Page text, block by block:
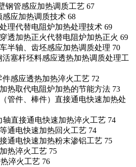
钢管感应加热调质工艺 67
感应加热调质技术 68
理代替电阻炉加热处理技术 69
透加热正火代替电阻炉加热正火 69
半轴、齿坯感应加热调质处理 70
活塞杆坯料感应透热加热调质处理工
感应透热加热淬火工艺 72
热取代电阻炉加热的节能方法 73
管件、棒件）直接通电快速加热处
轴直接通电快速加热淬火工艺 74
通电快速加热回火工艺 74
通电快速加热粉末渗铝工艺 75
热淬火工艺 75
淬火工艺 76